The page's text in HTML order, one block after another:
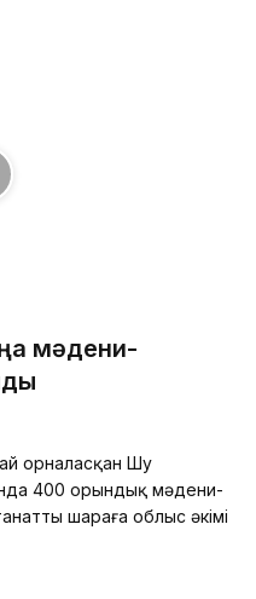
мәдени-
орналасқан Шу
400 орындық мәдени-
шараға облыс әкімі